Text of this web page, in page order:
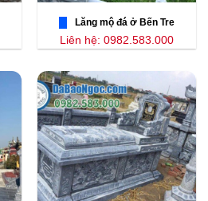
Lăng mộ đá ở Bến Tre
Liên hệ: 0982.583.000